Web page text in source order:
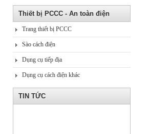
Thiết bị PCCC - An toàn điện
Trang thiết bị PCCC
Sào cách điện
Dụng cụ tiếp địa
Dụng cụ cách điện khác
TIN TỨC